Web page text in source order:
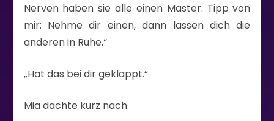
Nerven haben sie alle einen Master. Tipp von
mir: Nehme dir einen, dann lassen dich die
anderen in Ruhe.“
„Hat das bei dir geklappt.“
Mia dachte kurz nach.